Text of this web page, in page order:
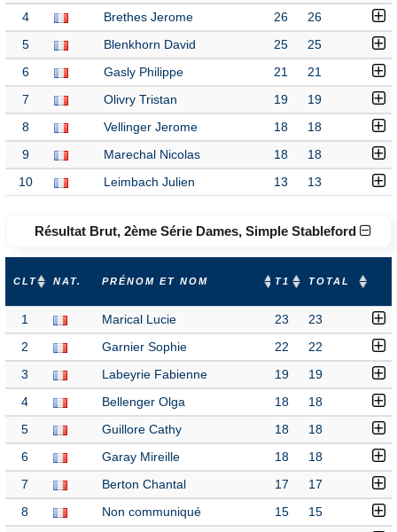
4 Brethes Jerome 26 26
5 Blenkhorn David 25 25
6 Gasly Philippe 21 21
7 Olivry Tristan 19 19
8 Vellinger Jerome 18 18
9 Marechal Nicolas 18 18
10 Leimbach Julien 13 13
Résultat Brut, 2ème Série Dames, Simple Stableford
CLT NAT. PRÉNOM ET NOM T1 TOTAL
1 Marical Lucie 23 23
2 Garnier Sophie 22 22
3 Labeyrie Fabienne 19 19
4 Bellenger Olga 18 18
5 Guillore Cathy 18 18
6 Garay Mireille 18 18
7 Berton Chantal 17 17
8 Non communiqué 15 15